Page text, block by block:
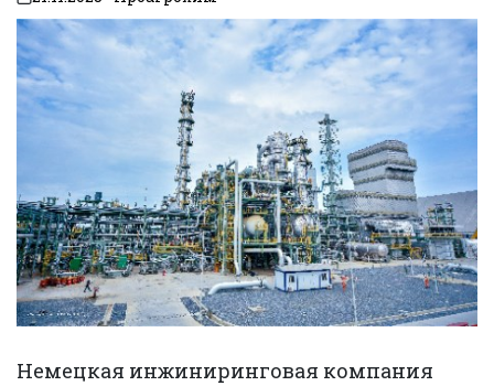
on
Немецкая инжиниринговая компания